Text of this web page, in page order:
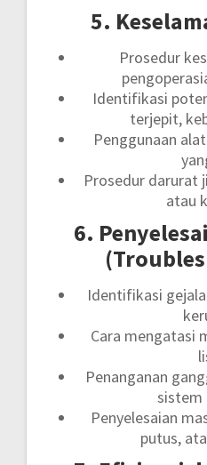
5.
Prosedur
Identifikasi
terjepit,
Penggunaan
Prosedur darurat
atau
6.
Identifikasi
Cara mengatasi
Penanganan
sistem
Penyelesaian
putus,